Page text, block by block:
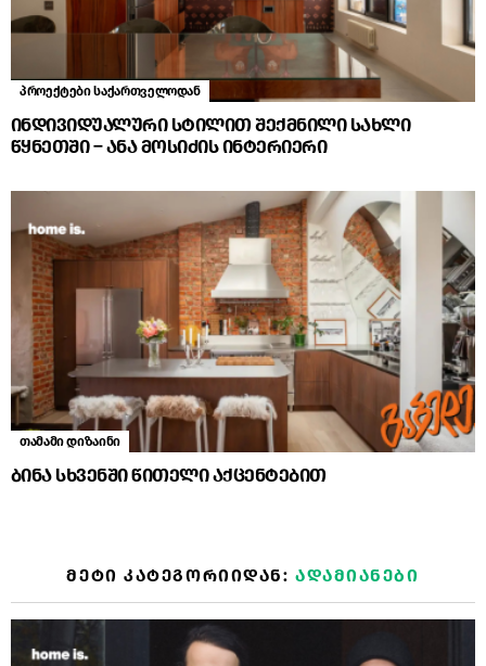
პროექტები საქართველოდან
ინდივიდუალური სტილით შექმნილი სახლი
წყნეთში – ანა მოსიძის ინტერიერი
თამამი დიზაინი
ბინა სხვენში წითელი აქცენტებით
ᲛᲔᲢᲘ ᲙᲐᲢᲔᲒᲝᲠᲘᲘᲓᲐᲜ: ᲐᲓᲐᲛᲘᲐᲜᲔᲑᲘ